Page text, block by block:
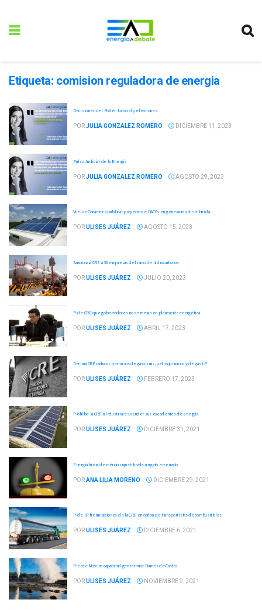
Etiqueta: comision reguladora de energia
Decisiones del Poder Judicial y elecciones
PORJULIA GONZALEZ ROMERO DICIEMBRE 11, 2023
Pulso Judicial de la Energía
PORJULIA GONZALEZ ROMERO AGOSTO 29, 2023
Vuelve Conamer a publicar proyecto de DACGs en generación distribuida
PORULISES JUÁREZ AGOSTO 15, 2023
Sancionará CRE a 38 empresas del ramo de hidrocarburos
PORULISES JUÁREZ JULIO 20, 2023
Pide CRE que gobernadores no se metan en planeación energética
PORULISES JUÁREZ ABRIL 17, 2023
Declara CRE caducos permisos de gasolinas, petroquímicos y de gas LP
PORULISES JUÁREZ FEBRERO 17, 2023
Prohíbe la CRE a industriales vender sus excedentes de energía
PORULISES JUÁREZ DICIEMBRE 31, 2021
Energía fuera de mérito injustificada: un gato encerrado
PORANA LILIA MORENO DICIEMBRE 29, 2021
Pide IP frenar acciones de la CRE en contra de transportistas de combustibles
PORULISES JUÁREZ DICIEMBRE 6, 2021
Pierde México capacidad geotérmica: Barnés de Castro
PORULISES JUÁREZ NOVIEMBRE 9, 2021